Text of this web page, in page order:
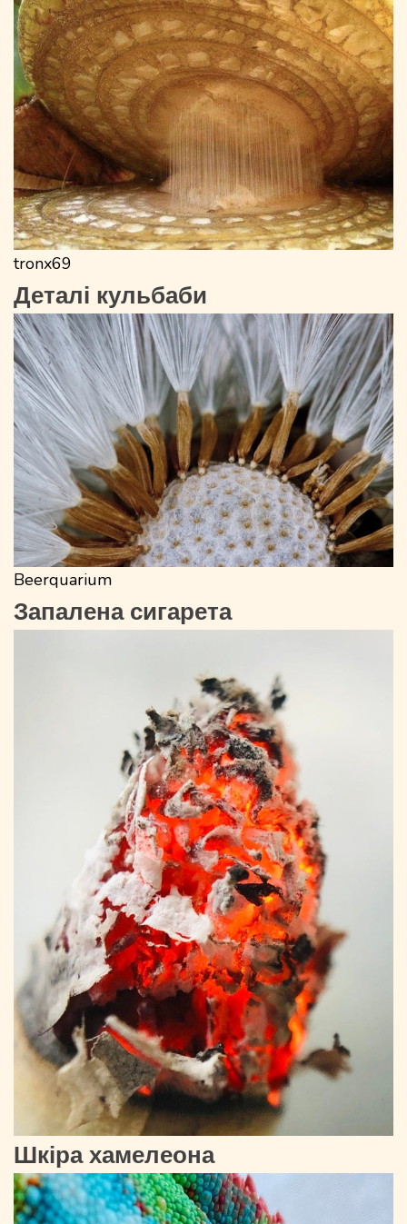
tronx69
Деталі кульбаби
Beerquarium
Запалена сигарета
Шкіра хамелеона